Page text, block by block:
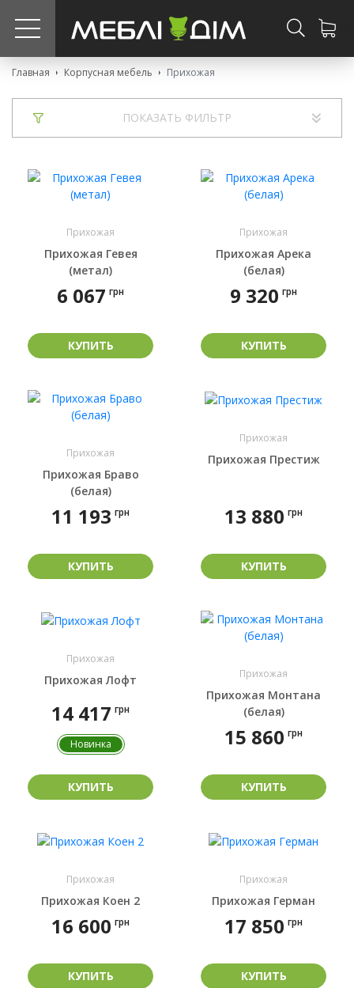
Главная Корпусная мебель Прихожая
ПОКАЗАТЬ ФИЛЬТР
Прихожая
Прихожая Гевея
(метал)
6 067 грн
КУПИТЬ
Прихожая
Прихожая Арека
(белая)
9 320 грн
КУПИТЬ
Прихожая
Прихожая Браво
(белая)
11 193 грн
КУПИТЬ
Прихожая
Прихожая Престиж
13 880 грн
КУПИТЬ
Прихожая
Прихожая Лофт
14 417 грн
Новинка
КУПИТЬ
Прихожая
Прихожая Монтана
(белая)
15 860 грн
КУПИТЬ
Прихожая
Прихожая Коен 2
16 600 грн
КУПИТЬ
Прихожая
Прихожая Герман
17 850 грн
КУПИТЬ